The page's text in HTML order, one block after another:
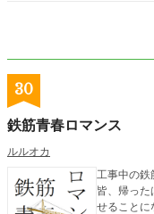
学からの
30
鉄筋青春ロマンス
ルルオカ
工事中の鉄
皆、帰っ
せることになり